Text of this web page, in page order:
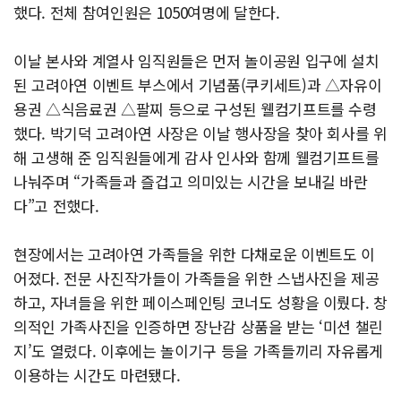
했다. 전체 참여인원은 1050여명에 달한다.
이날 본사와 계열사 임직원들은 먼저 놀이공원 입구에 설치
된 고려아연 이벤트 부스에서 기념품(쿠키세트)과 △자유이
용권 △식음료권 △팔찌 등으로 구성된 웰컴기프트를 수령
했다. 박기덕 고려아연 사장은 이날 행사장을 찾아 회사를 위
해 고생해 준 임직원들에게 감사 인사와 함께 웰컴기프트를
나눠주며 “가족들과 즐겁고 의미있는 시간을 보내길 바란
다”고 전했다.
현장에서는 고려아연 가족들을 위한 다채로운 이벤트도 이
어졌다. 전문 사진작가들이 가족들을 위한 스냅사진을 제공
하고, 자녀들을 위한 페이스페인팅 코너도 성황을 이뤘다. 창
의적인 가족사진을 인증하면 장난감 상품을 받는 ‘미션 챌린
지’도 열렸다. 이후에는 놀이기구 등을 가족들끼리 자유롭게
이용하는 시간도 마련됐다.